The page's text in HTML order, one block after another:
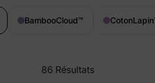
BambooCloud™ CotonLapin
86 Résultats